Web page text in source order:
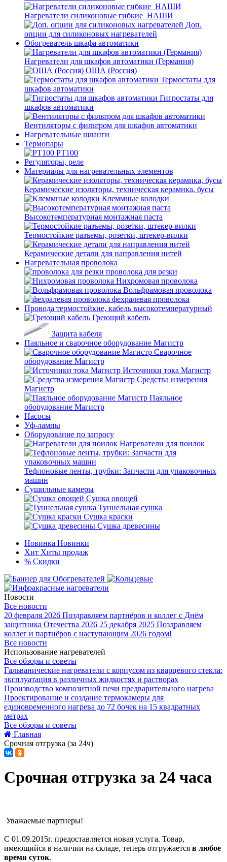
Нагреватели силиконовые гибкие_НАШИ
Доп.
опции для силиконовых нагревателей
Обогреватель шкафа автоматики
Нагреватели для шкафов автоматики (Германия)
ОША (Россия)
Термостаты для
шкафов автоматики
Гигростаты для
шкафов автоматики
Вентиляторы с фильтром для шкафов автоматики
Нагревательные шланги
Термопары
PT100
Регуляторы, реле
Материалы для нагревательных элементов
Керамические изоляторы, техническая керамика, бусы
Клеммные колодки
Высокотемпературная монтажная паста
Термостойкие разъемы, розетки, штекер-вилки
Керамические детали для направления нитей
Нагревательная проволока
проволока для резки
Нихромовая проволока
Вольфрамовая проволока
фехралевая проволока
Провода термостойкие, кабель высокотемпературный
Греющий кабель
Защита кабеля
Паяльное и сварочное оборудование Магистр
Сварочное
оборудование Магистр
Источники тока Магистр
Средства измерения
Магистр
Паяльное
оборудование Магистр
Насосы
Уф-лампы
Оборудование по запросу
Нагреватели для поилок
Тефлоновые ленты, трубки: Запчасти для упаковочных
машин
Сушильные камеры
Сушка овощей
Туннельная сушка
Сушка краски
Сушка древесины
Новинка Новинки
Хит Хиты продаж
% Скидки
Новости
Все новости
20 февраля 2026 Поздравляем партнёров и коллег с Днём
защитника Отечества 2026 25 декабря 2025 Поздравляем
коллег и партнёров с наступающим 2026 годом!
Все новости
Использование нагревателей
Все обзоры и советы
Гальванические нагреватели с корпусом из кварцевого стекла:
эксплуатация в различных жидкостях и растворах
Производство композитной печи предварительного нагрева
Проектирование и создание термокамеры для
единовременного нагрева до 72 бочек на 15 квадратных
метрах
Все обзоры и советы
Главная
Срочная отгрузка (за 24ч)
Срочная отгрузка за 24 часа
Уважаемые партнеры!
С 01.09.2015г. предоставляется новая услуга. Товар,
имеющийся в наличии на складе, теперь отгружается в любое
время суток.